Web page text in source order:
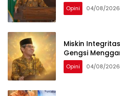
Opini 04/08/2026
Miskin
Gengsi
Opini 04/08/2026